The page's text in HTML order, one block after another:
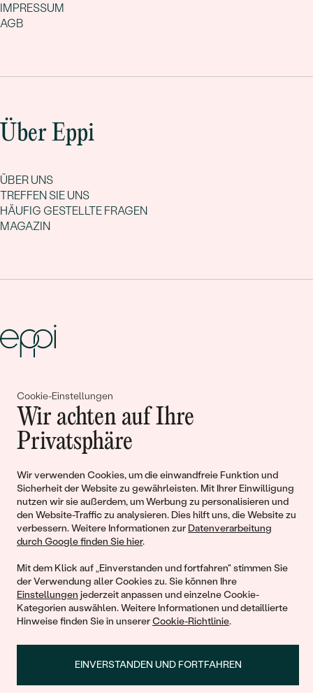
Cookie-Einstellungen
Wir achten auf Ihre
Privatsphäre
Wir verwenden Cookies, um die einwandfreie Funktion und
Sicherheit der Website zu gewährleisten. Mit Ihrer Einwilligung
nutzen wir sie außerdem, um Werbung zu personalisieren und
den Website-Traffic zu analysieren. Dies hilft uns, die Website zu
verbessern. Weitere Informationen zur Datenverarbeitung
durch Google finden Sie hier.
Mit dem Klick auf „Einverstanden und fortfahren" stimmen Sie
der Verwendung aller Cookies zu. Sie können Ihre
Einstellungen jederzeit anpassen und einzelne Cookie-
Kategorien auswählen. Weitere Informationen und detaillierte
Hinweise finden Sie in unsererCookie-Richtlinie.
EINVERSTANDEN UND FORTFAHREN
IMPRESSUM
AGB
Über Eppi
ÜBER UNS
TREFFEN SIE UNS
HÄUFIG GESTELLTE FRAGEN
MAGAZIN
Gemeinsam erschaffen wir
Geschichten von Schönheit und
Liebe
Begleiten Sie uns!
© 2011 - 2026, Eppi.de